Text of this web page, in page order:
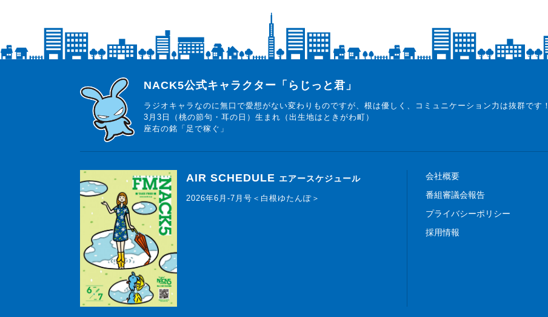
らじっと君
NACK5公式キャラクター「らじっと君」
ラジオキャラなのに無口で愛想がない変わりものですが、根は優しく、コミュニケーション力は抜群です！
3月3日（桃の節句・耳の日）生まれ（出生地はときがわ町）
座右の銘「足で稼ぐ」
AIR SCHEDULE エアースケジュール
2026年6月-7月号＜白根ゆたんぽ＞
会社概要
番組審議会報告
プライバシーポリシー
採用情報